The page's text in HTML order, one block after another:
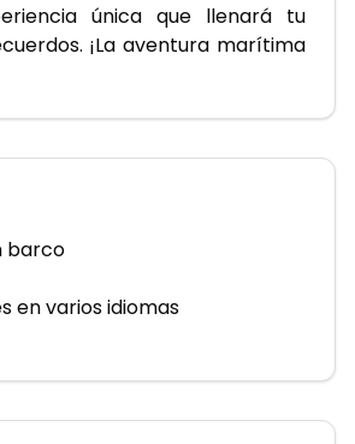
única que llenará tu
¡La aventura marítima
barco
en varios idiomas